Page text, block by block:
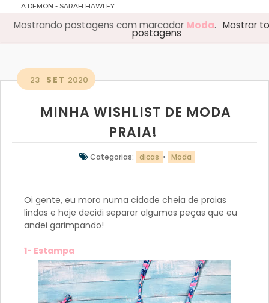
Mostrando postagens com marcador Moda. Mostrar
postagens
23 SET 2020
MINHA WISHLIST DE MODA
PRAIA!
Categorias: dicas • Moda
Oi gente, eu moro numa cidade cheia de praias
lindas e hoje decidi separar algumas peças que eu
andei garimpando!
1- Estampa